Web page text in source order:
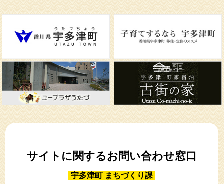
サイトに関するお問い合わせ窓口
宇多津町 まちづくり課